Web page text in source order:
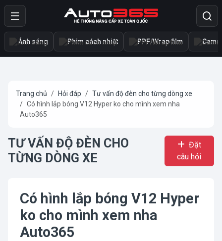
Ánh sáng Phim cách nhiệt PPF/Wrap film
Trang chủ Hỏi đáp
Tư vấn độ đèn cho từng dòng xe
Có hình lắp bóng V12 Hyper ko cho mình xem​ nha
Auto365
TƯ VẤN ĐỘ ĐÈN CHO
TỪNG DÒNG XE
Đặt
câu hỏi
Có hình lắp bóng V12 Hyper
ko cho mình xem​ nha
Auto365